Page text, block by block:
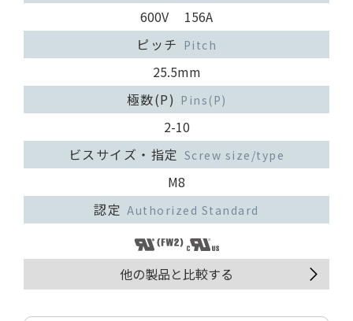
600V 156A
ピッチ Pitch
25.5mm
極数(P) Pins(P)
2-10
ビスサイズ・指定 Screw size/type
M8
認定 Authorized Standard
他の製品と比較する